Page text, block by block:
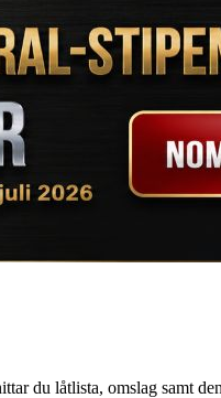
du låtlista, omslag samt